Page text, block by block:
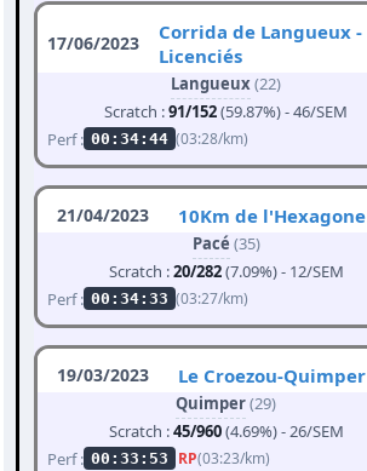
17/06/2023
Corrida de Langueux -
Licenciés
Langueux(22)
Scratch :91/152(59.87%) - 46/SEM
Perf : 00:34:44 (03:28/km)
21/04/2023 10Km de l'Hexagone
Pacé (35)
Scratch :20/282(7.09%) - 12/SEM
Perf : 00:34:33 (03:27/km)
19/03/2023 Le Croezou-Quimper
Quimper(29)
Scratch :45/960(4.69%) - 26/SEM
Perf : 00:33:53 RP(03:23/km)